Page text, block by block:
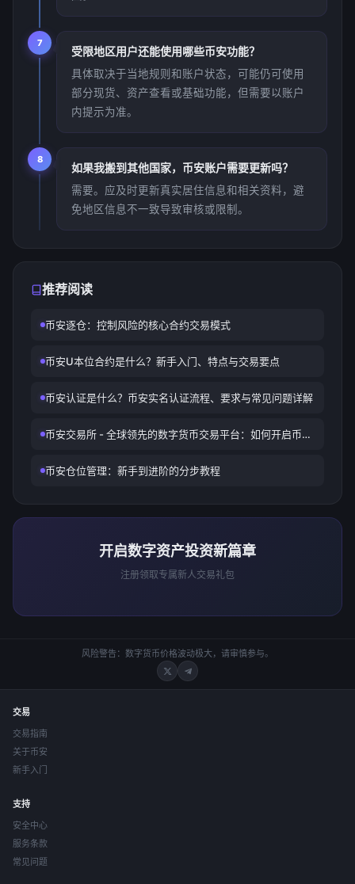
7
受限地区用户还能使用哪些币安功能？
具体取决于当地规则和账户状态，可能仍可使用
部分现货、资产查看或基础功能，但需要以账户
内提示为准。
8
如果我搬到其他国家，币安账户需要更新吗？
需要。应及时更新真实居住信息和相关资料，避
免地区信息不一致导致审核或限制。
推荐阅读
币安逐仓：控制风险的核心合约交易模式
币安U本位合约是什么？新手入门、特点与交易要点
币安认证是什么？币安实名认证流程、要求与常见问题详解
币安交易所 - 全球领先的数字货币交易平台：如何开启币安
币安仓位管理：新手到进阶的分步教程
开启数字资产投资新篇章
注册领取专属新人交易礼包
风险警告：数字货币价格波动极大，请审慎参与。
交易
交易指南
关于币安
新手入门
支持
安全中心
服务条款
常见问题